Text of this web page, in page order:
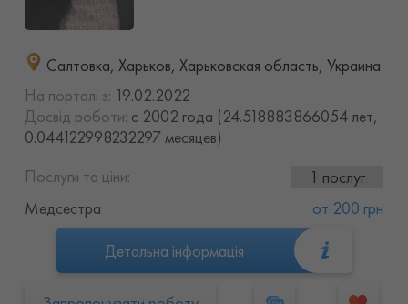
Салтовка, Харьков, Харьковская область, Украина
На порталі з: 19.02.2022
Досвід роботи: с 2002 года (24.518883866054 лет,
0.044122998232297 месяцев)
Послуги та ціни:
1 послуг
Медсестра
от 200 грн
Детальна інформація